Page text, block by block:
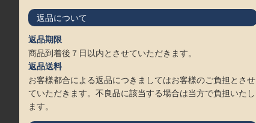
返品について
返品期限
商品到着後７日以内とさせていただきます。
返品送料
お客様都合による返品につきましてはお客様のご負担とさせ
ていただきます。不良品に該当する場合は当方で負担いたし
ます。